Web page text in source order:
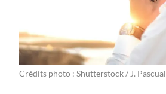
Crédits photo : Shutterstock / J. Pascual